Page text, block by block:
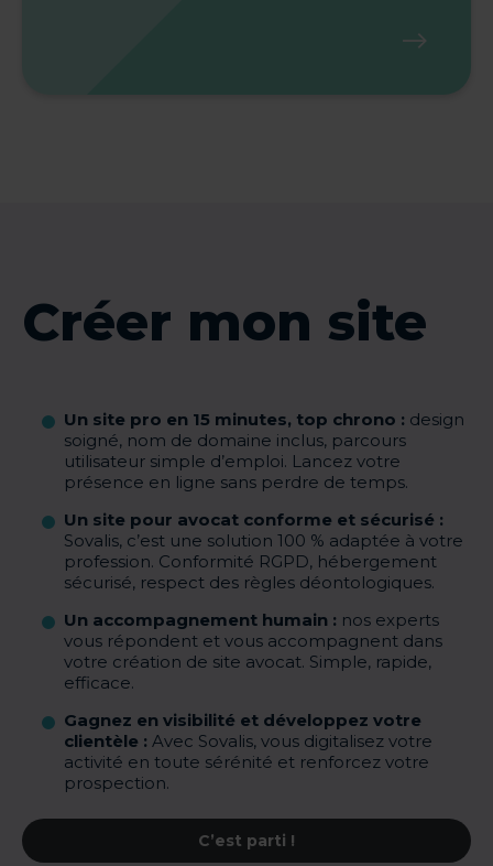
Créer mon site
Un site pro en 15 minutes, top chrono : design
soigné, nom de domaine inclus, parcours
utilisateur simple d’emploi. Lancez votre
présence en ligne sans perdre de temps.
Un site pour avocat conforme et sécurisé :
Sovalis, c’est une solution 100 % adaptée à votre
profession. Conformité RGPD, hébergement
sécurisé, respect des règles déontologiques.
Un accompagnement humain : nos experts
vous répondent et vous accompagnent dans
votre création de site avocat. Simple, rapide,
efficace.
Gagnez en visibilité et développez votre
clientèle : Avec Sovalis, vous digitalisez votre
activité en toute sérénité et renforcez votre
prospection.
C’est parti !